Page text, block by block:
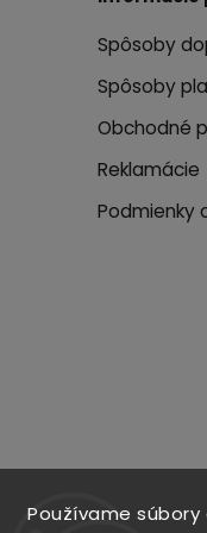
Používame
Spôsoby
Spôsoby
Obchodné
Reklamácie
Podmienky